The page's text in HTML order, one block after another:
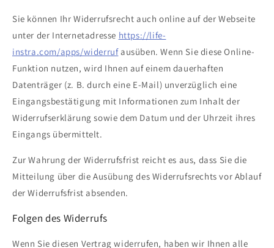
Sie können Ihr Widerrufsrecht auch online auf der Webseite
unter der Internetadresse https://life-
instra.com/apps/widerrufausüben. Wenn Sie diese Online-
Funktion nutzen, wird Ihnen auf einem dauerhaften
Datenträger (z. B. durch eine E-Mail) unverzüglich eine
Eingangsbestätigung mit Informationen zum Inhalt der
Widerrufserklärung sowie dem Datum und der Uhrzeit ihres
Eingangs übermittelt.
Zur Wahrung der Widerrufsfrist reicht es aus, dass Sie die
Mitteilung über die Ausübung des Widerrufsrechts vor Ablauf
der Widerrufsfrist absenden.
Folgen des Widerrufs
Wenn Sie diesen Vertrag widerrufen, haben wir Ihnen alle